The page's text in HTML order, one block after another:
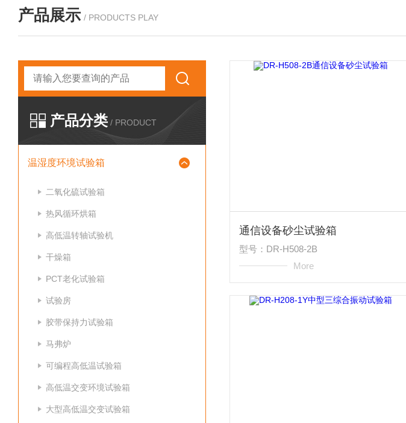
产品展示 / PRODUCTS PLAY
产品分类 / PRODUCT
温湿度环境试验箱
二氧化硫试验箱
热风循环烘箱
高低温转轴试验机
干燥箱
PCT老化试验箱
试验房
胶带保持力试验箱
马弗炉
可编程高低温试验箱
高低温交变环境试验箱
大型高低温交变试验箱
通信设备砂尘试验箱
型号：DR-H508-2B
More